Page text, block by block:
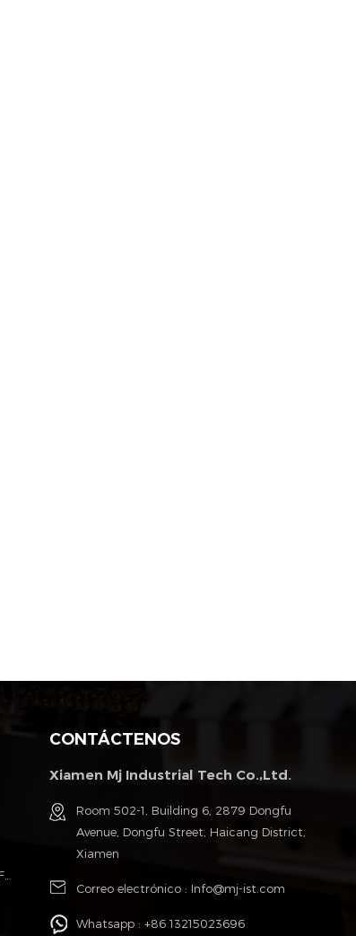
Poliéster Monofilamento Cable Trenzado Fundas
CONTÁCTENOS
Xiamen Mj Industrial Tech Co.,Ltd.
Room 502-1, Building 6, 2879 Dongfu
Avenue, Dongfu Street, Haicang District,
Xiamen
Correo electrónico : Info@mj-ist.com
Whatsapp :+86 13215023696